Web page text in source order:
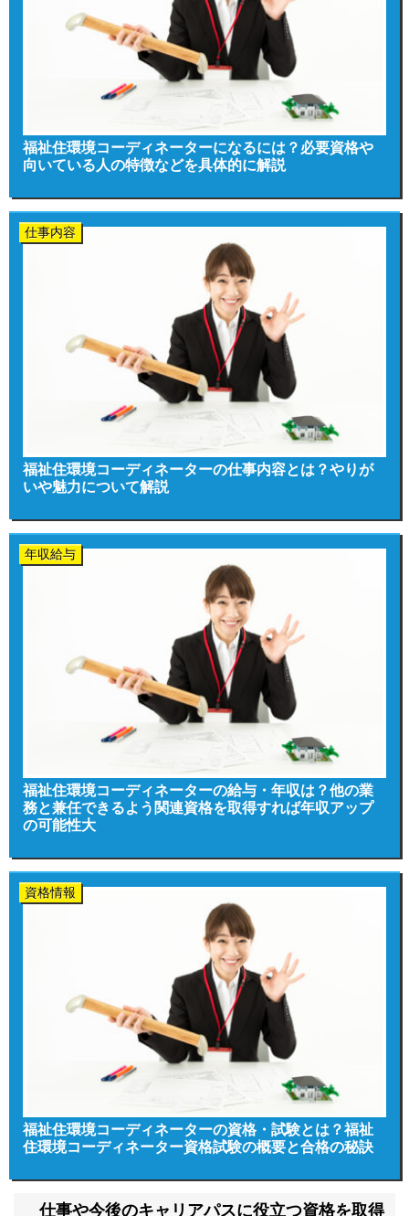
福祉住環境コーディネーターになるには？必要資格や
向いている人の特徴などを具体的に解説
仕事内容
福祉住環境コーディネーターの仕事内容とは？やりが
いや魅力について解説
年収給与
福祉住環境コーディネーターの給与・年収は？他の業
務と兼任できるよう関連資格を取得すれば年収アップ
の可能性大
資格情報
福祉住環境コーディネーターの資格・試験とは？福祉
住環境コーディネーター資格試験の概要と合格の秘訣
仕事や今後のキャリアパスに役立つ資格を取得